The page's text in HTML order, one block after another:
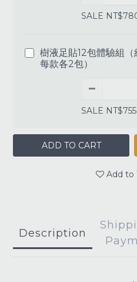
SALE
樹液足貼12包體驗組
每款各2包）
SALE NT$755
ADD TO CART
Add to
Description